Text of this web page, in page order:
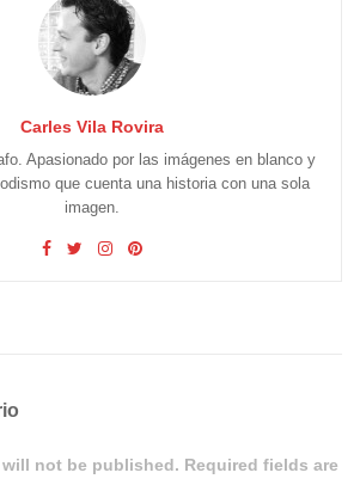
Carles Vila Rovira
Apasionado por las imágenes en blanco y
que cuenta una historia con una sola
imagen.
not be published. Required fields are